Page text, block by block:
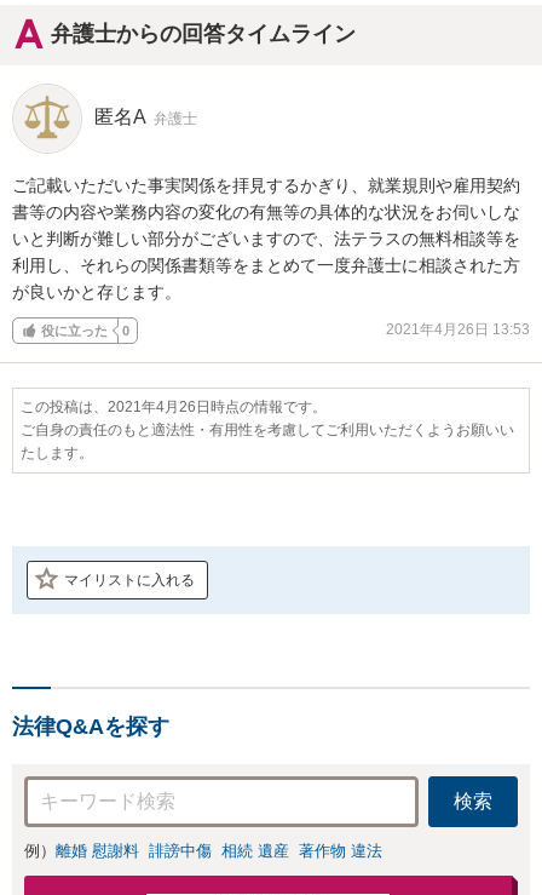
弁護士からの回答タイムライン
匿名A 弁護士
ご記載いただいた事実関係を拝見するかぎり、就業規則や雇用契約
書等の内容や業務内容の変化の有無等の具体的な状況をお伺いしな
いと判断が難しい部分がございますので、法テラスの無料相談等を
利用し、それらの関係書類等をまとめて一度弁護士に相談された方
が良いかと存じます。
役に立った 0 2021年4月26日 13:53
この投稿は、2021年4月26日時点の情報です。
ご自身の責任のもと適法性・有用性を考慮してご利用いただくようお願いい
たします。
マイリストに入れる
法律Q&Aを探す
検索
例） 離婚 慰謝料 誹謗中傷 相続 遺産 著作物 違法